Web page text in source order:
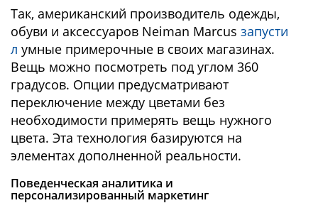
Так, американский производитель одежды,
обуви и аксессуаров Neiman Marcus запусти
л умные примерочные в своих магазинах.
Вещь можно посмотреть под углом 360
градусов. Опции предусматривают
переключение между цветами без
необходимости примерять вещь нужного
цвета. Эта технология базируются на
элементах дополненной реальности.
Поведенческая аналитика и
персонализированный маркетинг